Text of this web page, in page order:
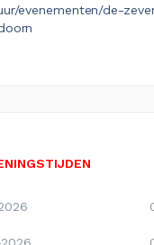
evenementen/de-